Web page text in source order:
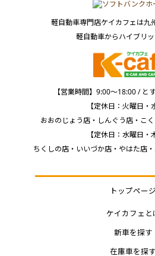
軽自動車専門店ケイカフェは九
軽自動車からハイブリ
【営業時間】9:00～18:00 /
【定休日：火曜日・
おおのじょう店・しんぐう店・こ
【定休日：水曜日・
ちくしの店・いいづか店・やはた店
トップページ
ケイカフェと
新車を探す
在庫車を探す